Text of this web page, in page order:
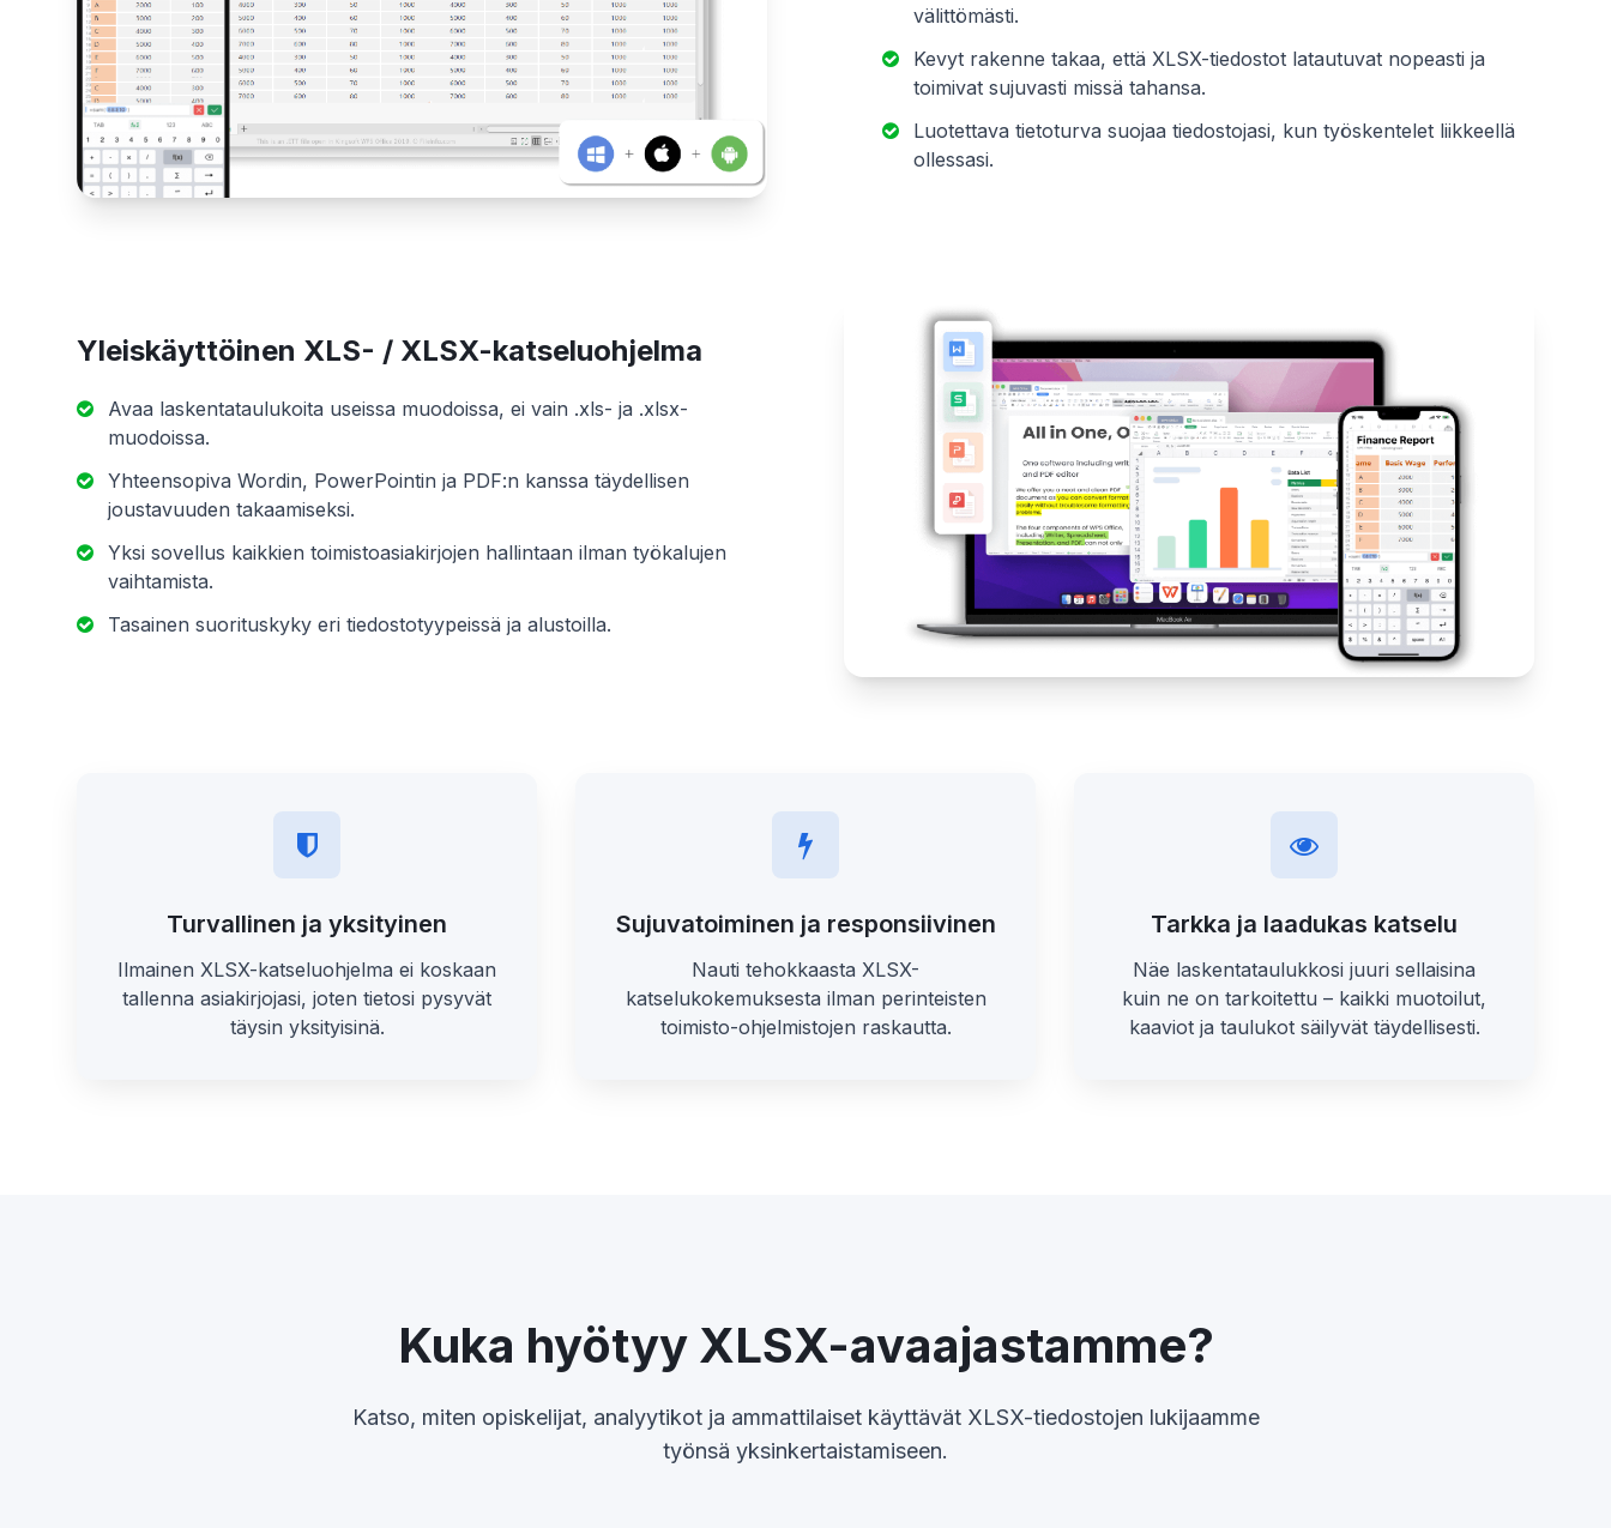
välittömästi.
Kevyt rakenne takaa, että XLSX-tiedostot latautuvat nopeasti ja
toimivat sujuvasti missä tahansa.
Luotettava tietoturva suojaa tiedostojasi, kun työskentelet liikkeellä
ollessasi.
Yleiskäyttöinen XLS- / XLSX-katseluohjelma
Avaa laskentataulukoita useissa muodoissa, ei vain .xls- ja .xlsx-
muodoissa.
Yhteensopiva Wordin, PowerPointin ja PDF:n kanssa täydellisen
joustavuuden takaamiseksi.
Yksi sovellus kaikkien toimistoasiakirjojen hallintaan ilman työkalujen
vaihtamista.
Tasainen suorituskyky eri tiedostotyypeissä ja alustoilla.
Turvallinen ja yksityinen
Ilmainen XLSX-katseluohjelma ei koskaan
tallenna asiakirjojasi, joten tietosi pysyvät
täysin yksityisinä.
Sujuvatoiminen ja responsiivinen
Nauti tehokkaasta XLSX-
katselukokemuksesta ilman perinteisten
toimisto-ohjelmistojen raskautta.
Tarkka ja laadukas katselu
Näe laskentataulukkosi juuri sellaisina
kuin ne on tarkoitettu – kaikki muotoilut,
kaaviot ja taulukot säilyvät täydellisesti.
Kuka hyötyy XLSX-avaajastamme?
Katso, miten opiskelijat, analyytikot ja ammattilaiset käyttävät XLSX-tiedostojen lukijaamme
työnsä yksinkertaistamiseen.